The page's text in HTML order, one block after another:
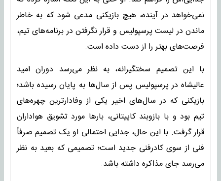
نمی‌خواهد در آینده، هیچ بازیکنی مدعی شود که به خاطر
ماندن در لیست پرسپولیس و قرار نگرفتن در برنامه‌های تیم،
فرصت‌های بهتر را از دست داده است.
با این تصمیم سختگیرانه، به نظر می‌رسد دوران امید
عالیشاه در پرسپولیس پس از سال‌ها به پایان رسیده باشد؛
بازیکنی که در سال‌های اخیر یکی از وفادارترین چهره‌های
تیم بود و با بازوبند کاپیتانی، بارها مورد تشویق هواداران
قرار گرفت. با این حال، جدایی احتمالی او یک تصمیم صرفاً
فنی از سوی کادرفنی جدید است؛ تصمیمی که بعید به نظر
می‌رسد جای مذاکره داشته باشد.